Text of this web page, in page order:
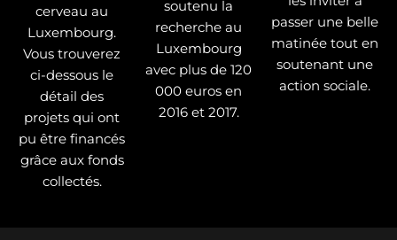
cerveau au
Luxembourg.
Vous trouverez
ci-dessous le
détail des
projets qui ont
pu être financés
grâce aux fonds
collectés.
soutenu la
recherche au
Luxembourg
avec plus de 120
000 euros en
2016 et 2017.
passer une belle
matinée tout en
soutenant une
action sociale.